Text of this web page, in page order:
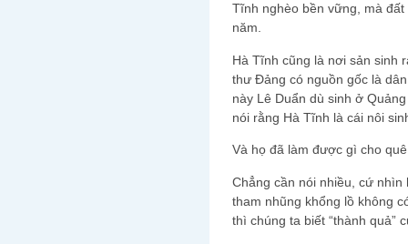
Tĩnh nghèo bền vững, mà
năm.
Hà Tĩnh cũng là nơi sản sinh
thư Đảng có nguồn gốc là
này Lê Duẩn dù sinh ở
nói rằng Hà Tĩnh là cái nôi
Và họ đã làm được gì cho
Chẳng cần nói nhiều, cứ
tham nhũng khổng lồ không
thì chúng ta biết “thành quả”